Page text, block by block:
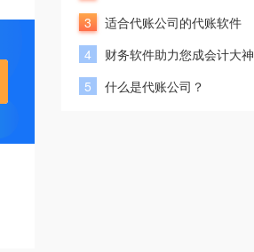
3
适合代账公司的代账软件
4
财务软件助力您成会计大神
5
什么是代账公司？